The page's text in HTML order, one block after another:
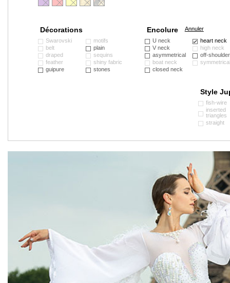
Décorations
Swarovski
belt
draped
feather
guipure
motifs
plain
sequins
shiny fabric
stones
Annuler
Encolure
U neck
V neck
asymmetrical
boat neck
closed neck
heart neck
high neck
off-shoulder
Style
fish-wire
inserted
triangles
straight